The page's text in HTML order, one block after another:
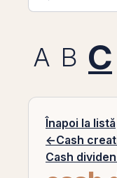
A B C
Înapoi la listă
←Cash
Cash